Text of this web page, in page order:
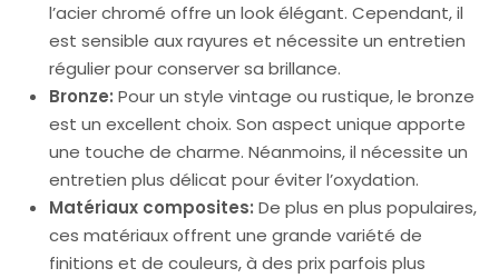
l’acier chromé offre un look élégant. Cependant, il
est sensible aux rayures et nécessite un entretien
régulier pour conserver sa brillance.
Bronze: Pour un style vintage ou rustique, le bronze
est un excellent choix. Son aspect unique apporte
une touche de charme. Néanmoins, il nécessite un
entretien plus délicat pour éviter l’oxydation.
Matériaux composites: De plus en plus populaires,
ces matériaux offrent une grande variété de
finitions et de couleurs, à des prix parfois plus